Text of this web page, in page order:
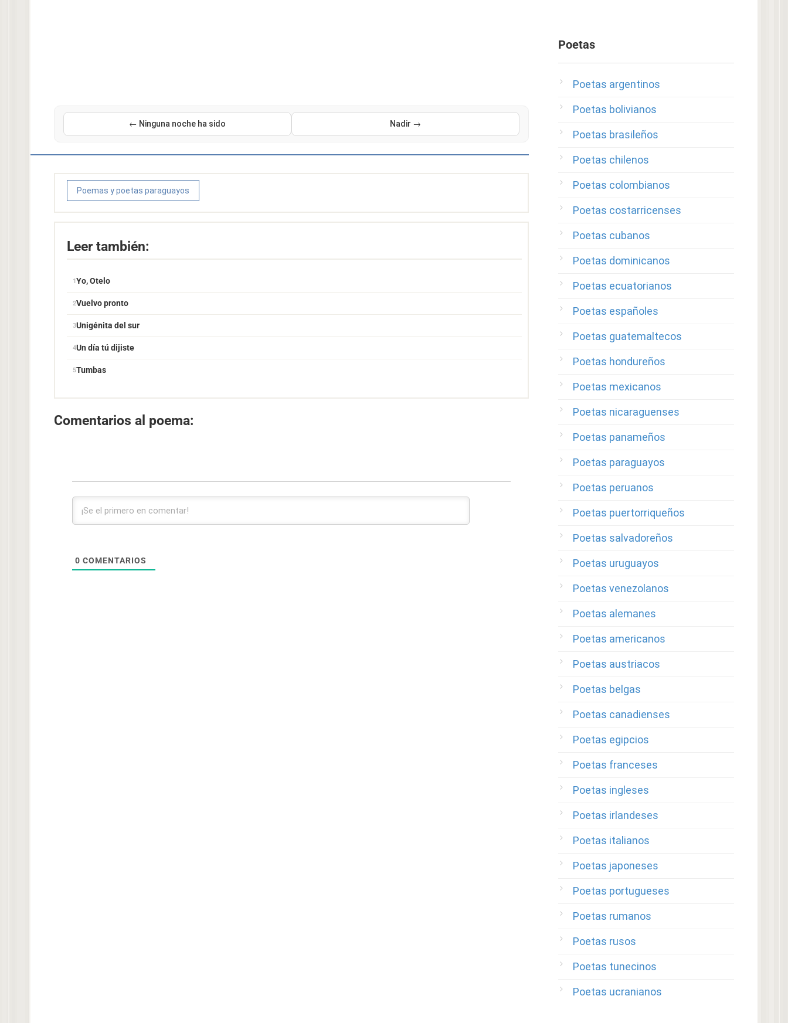
← Ninguna noche ha sido Nadir →
Poemas y poetas paraguayos
Leer también:
Yo, Otelo
Vuelvo pronto
Unigénita del sur
Un día tú dijiste
Tumbas
Comentarios al poema:
0 COMENTARIOS
Poetas
Poetas argentinos
Poetas bolivianos
Poetas brasileños
Poetas chilenos
Poetas colombianos
Poetas costarricenses
Poetas cubanos
Poetas dominicanos
Poetas ecuatorianos
Poetas españoles
Poetas guatemaltecos
Poetas hondureños
Poetas mexicanos
Poetas nicaraguenses
Poetas panameños
Poetas paraguayos
Poetas peruanos
Poetas puertorriqueños
Poetas salvadoreños
Poetas uruguayos
Poetas venezolanos
Poetas alemanes
Poetas americanos
Poetas austriacos
Poetas belgas
Poetas canadienses
Poetas egipcios
Poetas franceses
Poetas ingleses
Poetas irlandeses
Poetas italianos
Poetas japoneses
Poetas portugueses
Poetas rumanos
Poetas rusos
Poetas tunecinos
Poetas ucranianos